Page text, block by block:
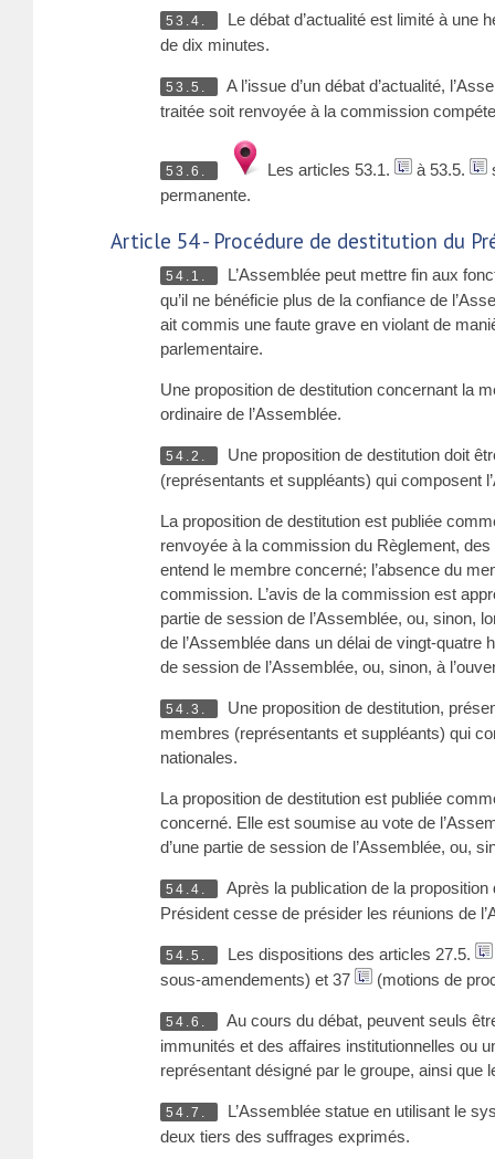
53.4.
Le débat d’actualité est limité à une
de dix minutes.
53.5.
A l’issue d’un débat d’actualité,
traitée soit renvoyée à la commission
53.6. Les articles 53.1. à 53.5.
permanente.
Article 54 - Procédure de destitution du
54.1.
L’Assemblée peut mettre fin aux
qu’il ne bénéficie plus de la confiance de
ait commis une faute grave en violant de
parlementaire.
Une proposition de destitution concernant la
ordinaire de l’Assemblée.
54.2.
Une proposition de destitution doit
(représentants et suppléants) qui composent
La proposition de destitution est publiée
renvoyée à la commission du Règlement,
entend le membre concerné; l’absence du
commission. L’avis de la commission est
partie de session de l’Assemblée, ou, sinon,
de l’Assemblée dans un délai de vingt-quatre
de session de l’Assemblée, ou, sinon, à
54.3.
Une proposition de destitution,
membres (représentants et suppléants) qui
nationales.
La proposition de destitution est publiée
concerné. Elle est soumise au vote de
d’une partie de session de l’Assemblée, ou,
54.4.
Après la publication de la
Président cesse de présider les réunions de
54.5. Les dispositions des articles 27.5.
sous-amendements) et 37
(motions de
54.6.
Au cours du débat, peuvent seuls
immunités et des affaires institutionnelles ou
représentant désigné par le groupe, ainsi que
54.7.
L’Assemblée statue en utilisant le
deux tiers des suffrages exprimés.